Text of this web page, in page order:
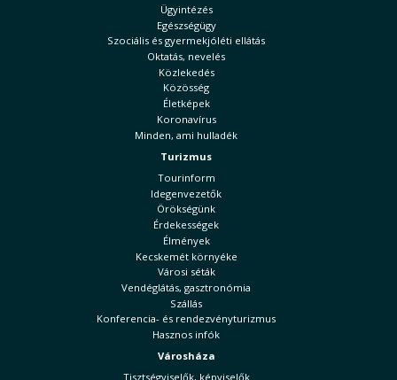
Ügyintézés
Egészségügy
Szociális és gyermekjóléti ellátás
Oktatás, nevelés
Közlekedés
Közösség
Életképek
Koronavírus
Minden, ami hulladék
Turizmus
Tourinform
Idegenvezetők
Örökségünk
Érdekességek
Élmények
Kecskemét környéke
Városi séták
Vendéglátás, gasztronómia
Szállás
Konferencia- és rendezvényturizmus
Hasznos infók
Városháza
Tisztségviselők, képviselők